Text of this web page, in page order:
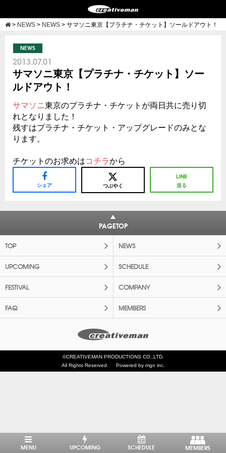
> NEWS > NEWS > サマソニ東京【プラチナ・チケット】ソールドアウト！
NEWS
2013.07.01
サマソニ東京【プラチナ・チケット】ソー
ルドアウト！
サマソニ東京のプラチナ・チケットが両日共に売り切
れとなりました！
残すはプラチナ・チケット・アップグレードのみとな
ります。
チケットのお求めはコチラから
シェア つぶやく 送る
PAGETOP
TOP NEWS
UPCOMING SCHEDULE
FESTIVAL COMPANY
FAQ MEMBERS
©CREATIVEMAN PRODUCTIONS CO.,LTD.
All Rights Reserved.
Powered by mgn inc.
MENU UPCOMING SCHEDULE MEMBERS